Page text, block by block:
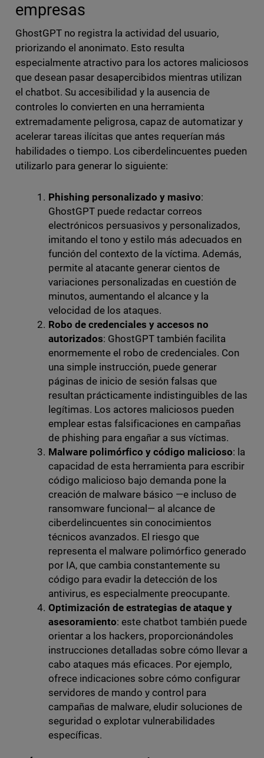
empresas
GhostGPT no registra la actividad del usuario,
priorizando el anonimato. Esto resulta
especialmente atractivo para los actores maliciosos
que desean pasar desapercibidos mientras utilizan
el chatbot. Su accesibilidad y la ausencia de
controles lo convierten en una herramienta
extremadamente peligrosa, capaz de automatizar y
acelerar tareas ilícitas que antes requerían más
habilidades o tiempo. Los ciberdelincuentes pueden
utilizarlo para generar lo siguiente:
Phishing personalizado y masivo:
GhostGPT puede redactar correos
electrónicos persuasivos y personalizados,
imitando el tono y estilo más adecuados en
función del contexto de la víctima. Además,
permite al atacante generar cientos de
variaciones personalizadas en cuestión de
minutos, aumentando el alcance y la
velocidad de los ataques.
Robo de credenciales y accesos no
autorizados: GhostGPT también facilita
enormemente el robo de credenciales. Con
una simple instrucción, puede generar
páginas de inicio de sesión falsas que
resultan prácticamente indistinguibles de las
legítimas. Los actores maliciosos pueden
emplear estas falsificaciones en campañas
de phishing para engañar a sus víctimas.
Malware polimórfico y código malicioso: la
capacidad de esta herramienta para escribir
código malicioso bajo demanda pone la
creación de malware básico —e incluso de
ransomware funcional— al alcance de
ciberdelincuentes sin conocimientos
técnicos avanzados. El riesgo que
representa el malware polimórfico generado
por IA, que cambia constantemente su
código para evadir la detección de los
antivirus, es especialmente preocupante.
Optimización de estrategias de ataque y
asesoramiento: este chatbot también puede
orientar a los hackers, proporcionándoles
instrucciones detalladas sobre cómo llevar a
cabo ataques más eficaces. Por ejemplo,
ofrece indicaciones sobre cómo configurar
servidores de mando y control para
campañas de malware, eludir soluciones de
seguridad o explotar vulnerabilidades
específicas.